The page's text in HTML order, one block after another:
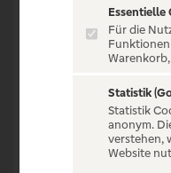
Essentielle
Für die
Funktionen
Statistik
Statistik
anonym.
verstehen,
Website